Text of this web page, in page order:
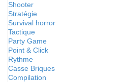
Shooter
Stratégie
Survival horror
Tactique
Party Game
Point & Click
Rythme
Casse Briques
Compilation